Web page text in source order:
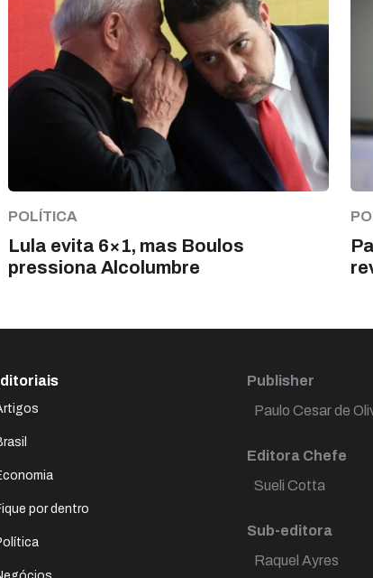
POLÍTICA
Lula evita 6×1, mas Boulos
pressiona Alcolumbre
por dentro
Publisher
Paulo Cesar de
Editora Chefe
Sueli Cotta
Sub-editora
Raquel Ayres